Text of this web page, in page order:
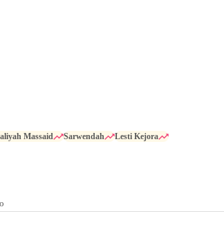
Massaid Sarwendah Lesti Kejora